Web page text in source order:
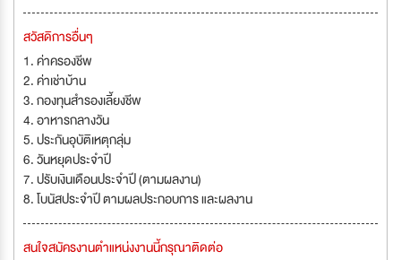
สวัสดิการอื่นๆ
1. ค่าครองชีพ
2. ค่าเช่าบ้าน
3. กองทุนสำรองเลี้ยงชีพ
4. อาหารกลางวัน
5. ประกันอุบัติเหตุกลุ่ม
6. วันหยุดประจำปี
7. ปรับเงินเดือนประจำปี (ตามผลงาน)
8. โบนัสประจำปี ตามผลประกอบการ และผลงาน
สนใจสมัครงานตำแหน่งงานนี้กรุณาติดต่อ